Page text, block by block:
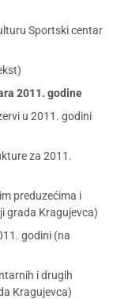
Sportski centar
2011. godine
u 2011. godini
za 2011.
preduzećima i
grada Kragujevca)
godini (na
i drugih
Kragujevca)